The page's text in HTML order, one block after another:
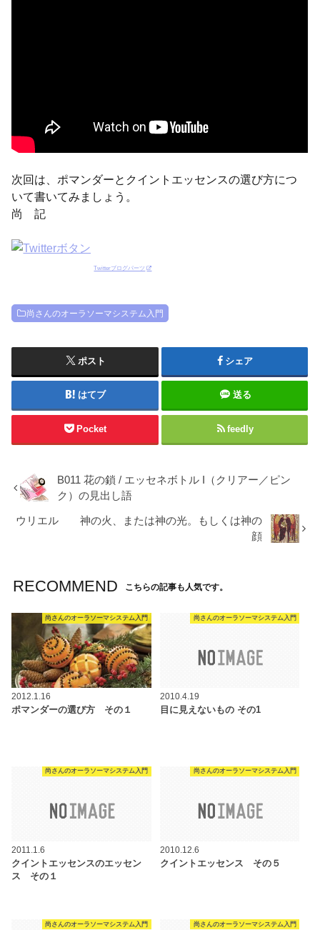
次回は、ポマンダーとクイントエッセンスの選び方につ
いて書いてみましょう。
尚 記
Twitterブログパーツ
尚さんのオーラソーマシステム入門
ポスト シェア
はてブ 送る
Pocket feedly
B011 花の鎖 / エッセネボトル I（クリアー／ピン
ク）の見出し語
ウリエル 神の火、または神の光。もしくは神の
顔
RECOMMEND こちらの記事も人気です。
尚さんのオーラソーマシステム入門
2012.1.16
ポマンダーの選び方 その１
尚さんのオーラソーマシステム入門
2010.4.19
目に見えないもの その1
尚さんのオーラソーマシステム入門
2011.1.6
クイントエッセンスのエッセン
ス その１
尚さんのオーラソーマシステム入門
2010.12.6
クイントエッセンス その５
尚さんのオーラソーマシステム入門 尚さんのオーラソーマシステム入門